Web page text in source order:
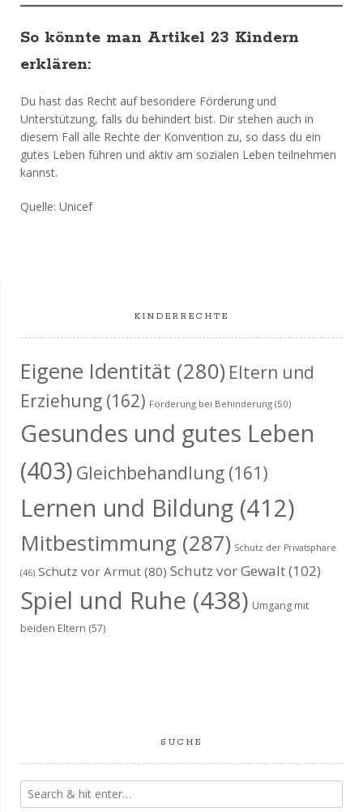
So könnte man Artikel 23 Kindern
erklären:
Du hast das Recht auf besondere Förderung und
Unterstützung, falls du behindert bist. Dir stehen auch in
diesem Fall alle Rechte der Konvention zu, so dass du ein
gutes Leben führen und aktiv am sozialen Leben teilnehmen
kannst.
Quelle: Unicef
KINDERRECHTE
Eigene Identität (280) Eltern und
Erziehung (162) Förderung bei Behinderung (50)
Gesundes und gutes Leben
(403) Gleichbehandlung (161)
Lernen und Bildung (412)
Mitbestimmung (287) Schutz der Privatsphäre
(46) Schutz vor Armut (80) Schutz vor Gewalt(102)
Spiel und Ruhe (438) Umgang mit
beiden Eltern (57)
SUCHE